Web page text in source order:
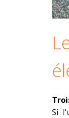
Si